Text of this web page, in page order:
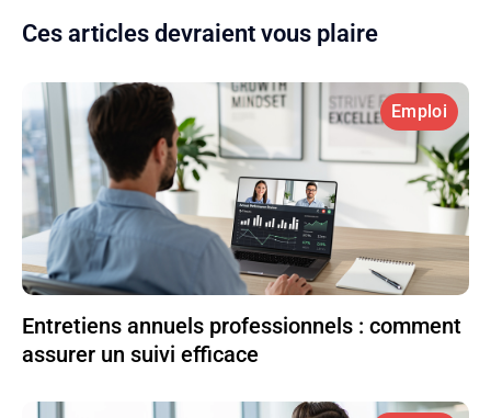
Ces articles devraient vous plaire
Emploi
Entretiens annuels professionnels : comment
assurer un suivi efficace